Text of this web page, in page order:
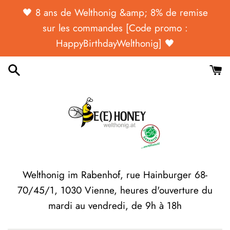
Passer🖤 ​​​​8 ans de Welthonig &amp; 8% de remise
sur les commandes [Code promo :
HappyBirthdayWelthonig] 🖤
Welthonig im Rabenhof, rue Hainburger 68-
70/45/1, 1030 Vienne, heures d'ouverture du
mardi au vendredi, de 9h à 18h